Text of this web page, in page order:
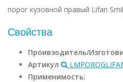
порог кузовной правый Lifan
Свойства
Проивзодитель/
Артикул
Применимость: